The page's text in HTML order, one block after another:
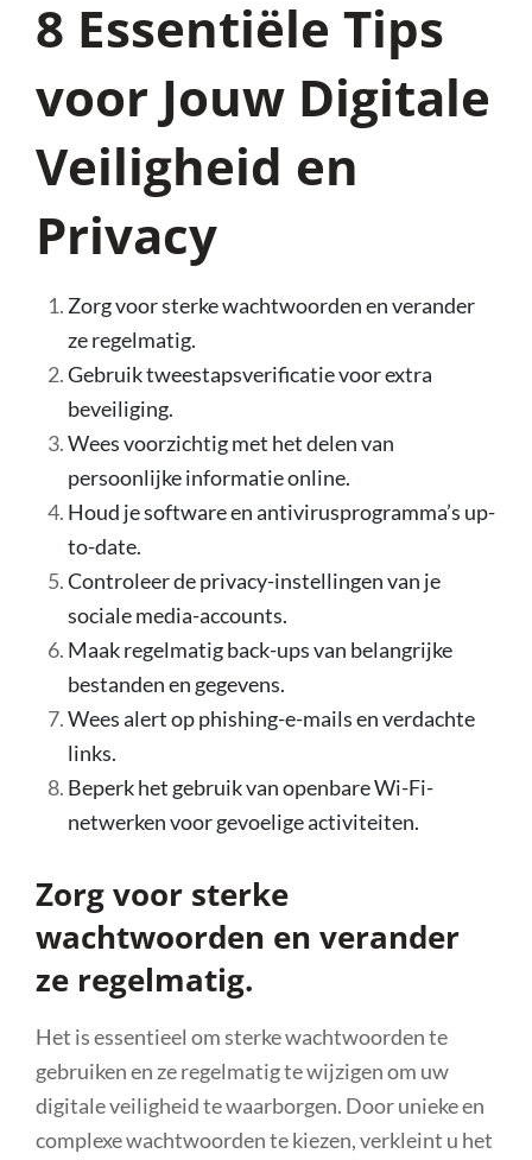
8 Essentiële Tips
voor Jouw Digitale
Veiligheid en
Privacy
Zorg voor sterke wachtwoorden en verander
ze regelmatig.
Gebruik tweestapsverificatie voor extra
beveiliging.
Wees voorzichtig met het delen van
persoonlijke informatie online.
Houd je software en antivirusprogramma’s up-
to-date.
Controleer de privacy-instellingen van je
sociale media-accounts.
Maak regelmatig back-ups van belangrijke
bestanden en gegevens.
Wees alert op phishing-e-mails en verdachte
links.
Beperk het gebruik van openbare Wi-Fi-
netwerken voor gevoelige activiteiten.
Zorg voor sterke
wachtwoorden en verander
ze regelmatig.
Het is essentieel om sterke wachtwoorden te
gebruiken en ze regelmatig te wijzigen om uw
digitale veiligheid te waarborgen. Door unieke en
complexe wachtwoorden te kiezen, verkleint u het